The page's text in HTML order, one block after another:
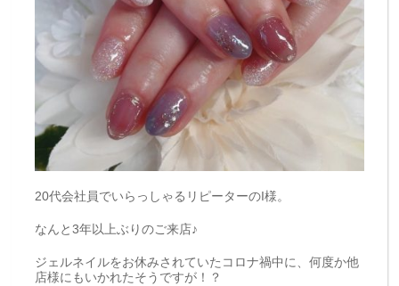
20代会社員でいらっしゃるリピーターのI様。
なんと3年以上ぶりのご来店♪
ジェルネイルをお休みされていたコロナ禍中に、何度か他
店様にもいかれたそうですが！？